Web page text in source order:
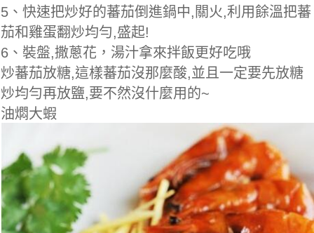
5、快速把炒好的蕃茄倒進鍋中,關火,利用餘溫把蕃
茄和雞蛋翻炒均勻,盛起!
6、裝盤,撒蔥花，湯汁拿來拌飯更好吃哦
炒蕃茄放糖,這樣蕃茄沒那麼酸,並且一定要先放糖
炒均勻再放鹽,要不然沒什麼用的~
油燜大蝦